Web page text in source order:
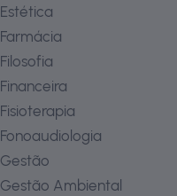
Estética
Farmácia
Filosofia
Financeira
Fisioterapia
Fonoaudiologia
Gestão
Gestão Ambiental